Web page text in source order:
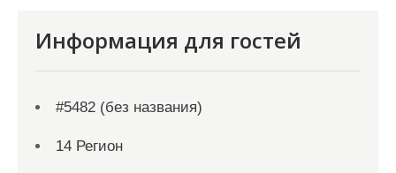
Информация для гостей
#5482 (без названия)
14 Регион